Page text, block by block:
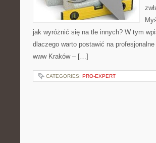
jak wyróżnić się na tle innych? W tym
dlaczego warto postawić na
www Kraków – […]
CATEGORIES: PRO-EXPERT